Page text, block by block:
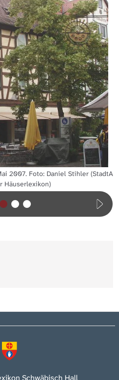
2007. Foto: Daniel Stihler (StadtA
Häuserlexikon)
Schwäbisch Hall